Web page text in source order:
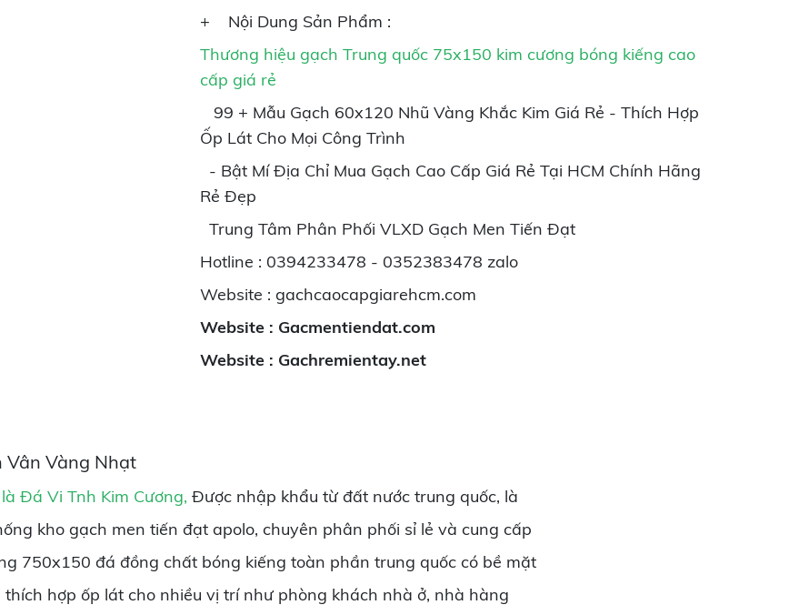
+ Nội Dung Sản Phẩm :
Thương hiệu gạch Trung quốc 75x150 kim cương bóng kiếng cao
cấp giá rẻ
99 + Mẫu Gạch 60x120 Nhũ Vàng Khắc Kim Giá Rẻ - Thích Hợp
Ốp Lát Cho Mọi Công Trình
- Bật Mí Địa Chỉ Mua Gạch Cao Cấp Giá Rẻ Tại HCM Chính Hãng
Rẻ Đẹp
Trung Tâm Phân Phối VLXD Gạch Men Tiến Đạt
Hotline : 0394233478 - 0352383478 zalo
Website : gachcaocapgiarehcm.com
Website : Gacmentiendat.com
Website : Gachremientay.net
Vàng Nhạt
Đá Vi Tnh Kim Cương, Được nhập khẩu từ đất nước trung quốc, là
kho gạch men tiến đạt apolo, chuyên phân phối sỉ lẻ và cung cấp
750x150 đá đồng chất bóng kiếng toàn phần trung quốc có bề mặt
hợp ốp lát cho nhiều vị trí như phòng khách nhà ở, nhà hàng